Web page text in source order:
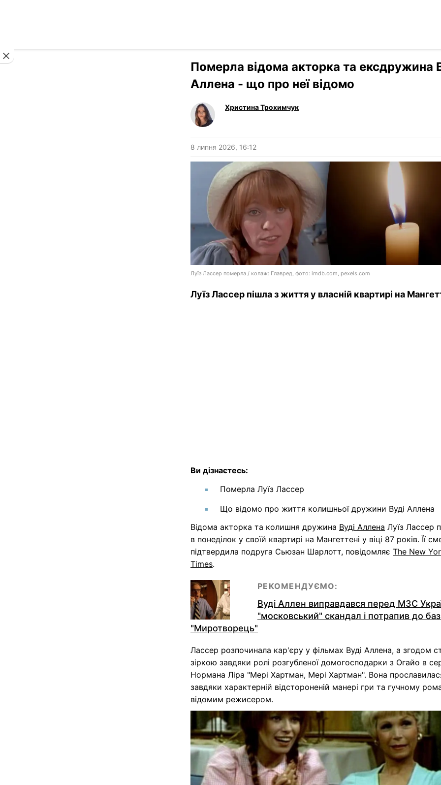
Померла відома акторка та ексдружина
Аллена - що про неї відомо
Христина Трохимчук
8 липня 2026, 16:12
Луїз Лассер померла / колаж: Главред, фото: imdb.com, pexels.com
Луїз Лассер пішла з життя у власній квартирі на
Ви дізнаєтесь:
Померла Луїз Лассер
Що відомо про життя колишньої дружини Вуді Аллена
Відома акторка та колишня дружина Вуді Аллена Луїз Лассер
в понеділок у своїй квартирі на Мангеттені у віці 87 років. Її
підтвердила подруга Сьюзан Шарлотт, повідомляє The New
Times.
РЕКОМЕНДУЄМО:
Вуді Аллен виправдався перед МЗС
"московський" скандал і потрапив до
"Миротворець"
Лассер розпочинала кар'єру у фільмах Вуді Аллена, а згодом
зіркою завдяки ролі розгубленої домогосподарки з Огайо в
Нормана Ліра "Мері Хартман, Мері Хартман". Вона
завдяки характерній відстороненій манері гри та гучному
відомим режисером.